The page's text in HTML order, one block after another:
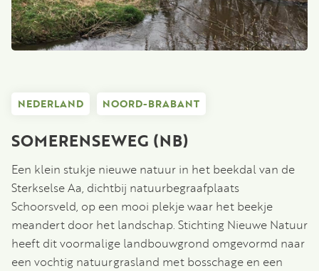
NEDERLAND NOORD-BRABANT
SOMERENSEWEG (NB)
Een klein stukje nieuwe natuur in het beekdal van de
Sterkselse Aa, dichtbij natuurbegraafplaats
Schoorsveld, op een mooi plekje waar het beekje
meandert door het landschap. Stichting Nieuwe Natuur
heeft dit voormalige landbouwgrond omgevormd naar
een vochtig natuurgrasland met bosschage en een